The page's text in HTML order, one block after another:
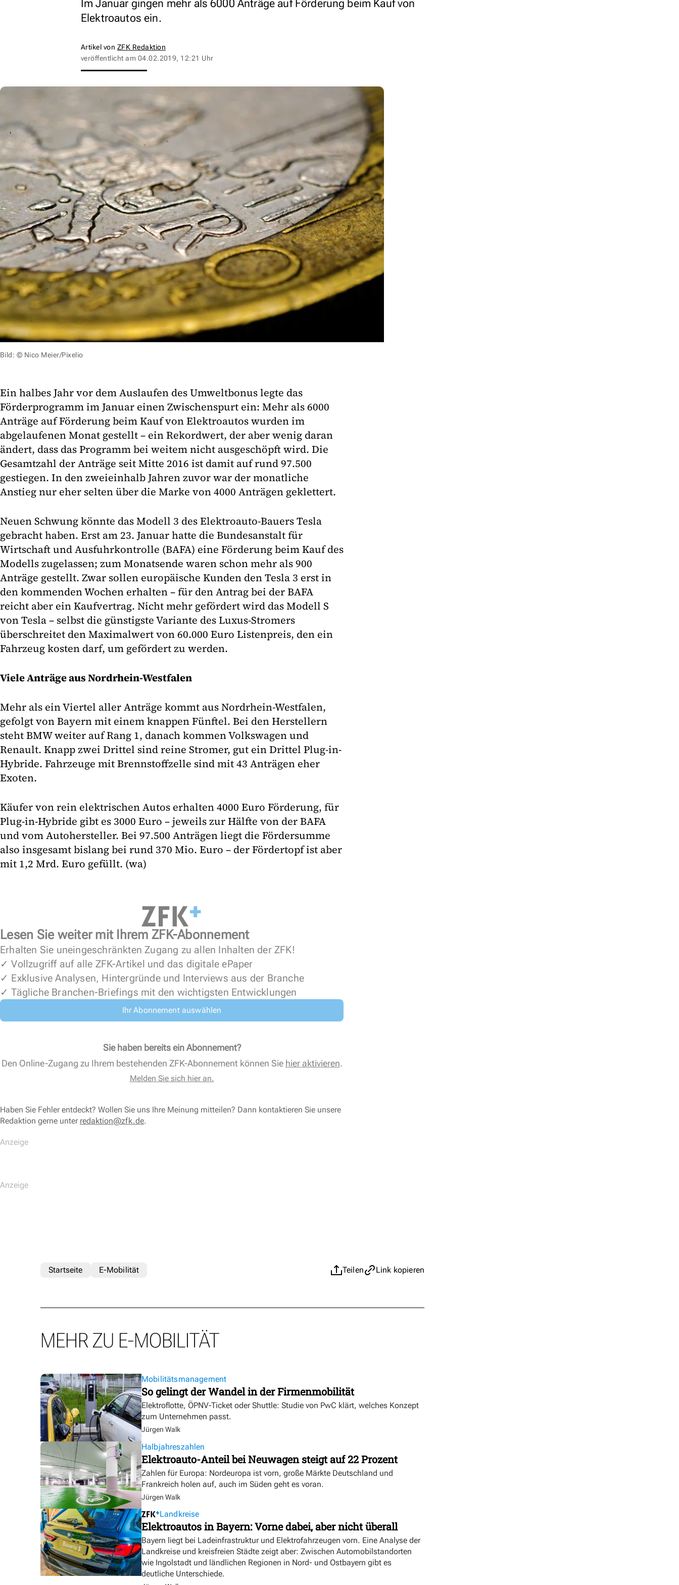
Im Januar gingen mehr als 6000 Anträge auf Förderung beim Kauf von
Elektroautos ein.
Artikel von ZFK Redaktion
veröffentlicht am 04.02.2019, 12:21 Uhr
Bild: © Nico Meier/Pixelio
Ein halbes Jahr vor dem Auslaufen des Umweltbonus legte das
Förderprogramm im Januar einen Zwischenspurt ein: Mehr als 6000
Anträge auf Förderung beim Kauf von Elektroautos wurden im
abgelaufenen Monat gestellt – ein Rekordwert, der aber wenig daran
ändert, dass das Programm bei weitem nicht ausgeschöpft wird. Die
Gesamtzahl der Anträge seit Mitte 2016 ist damit auf rund 97.500
gestiegen. In den zweieinhalb Jahren zuvor war der monatliche
Anstieg nur eher selten über die Marke von 4000 Anträgen geklettert.
Neuen Schwung könnte das Modell 3 des Elektroauto-Bauers Tesla
gebracht haben. Erst am 23. Januar hatte die Bundesanstalt für
Wirtschaft und Ausfuhrkontrolle (BAFA) eine Förderung beim Kauf des
Modells zugelassen; zum Monatsende waren schon mehr als 900
Anträge gestellt. Zwar sollen europäische Kunden den Tesla 3 erst in
den kommenden Wochen erhalten – für den Antrag bei der BAFA
reicht aber ein Kaufvertrag. Nicht mehr gefördert wird das Modell S
von Tesla – selbst die günstigste Variante des Luxus-Stromers
überschreitet den Maximalwert von 60.000 Euro Listenpreis, den ein
Fahrzeug kosten darf, um gefördert zu werden.
Viele Anträge aus Nordrhein-Westfalen
Mehr als ein Viertel aller Anträge kommt aus Nordrhein-Westfalen,
gefolgt von Bayern mit einem knappen Fünftel. Bei den Herstellern
steht BMW weiter auf Rang 1, danach kommen Volkswagen und
Renault. Knapp zwei Drittel sind reine Stromer, gut ein Drittel Plug-in-
Hybride. Fahrzeuge mit Brennstoffzelle sind mit 43 Anträgen eher
Exoten.
Käufer von rein elektrischen Autos erhalten 4000 Euro Förderung, für
Plug-in-Hybride gibt es 3000 Euro – jeweils zur Hälfte von der BAFA
und vom Autohersteller. Bei 97.500 Anträgen liegt die Fördersumme
also insgesamt bislang bei rund 370 Mio. Euro – der Fördertopf ist aber
mit 1,2 Mrd. Euro gefüllt. (wa)
Lesen Sie weiter mit Ihrem ZFK-Abonnement
Erhalten Sie uneingeschränkten Zugang zu allen Inhalten der ZFK!
✓ Vollzugriff auf alle ZFK-Artikel und das digitale ePaper
✓ Exklusive Analysen, Hintergründe und Interviews aus der Branche
✓ Tägliche Branchen-Briefings mit den wichtigsten Entwicklungen
Ihr Abonnement auswählen
Sie haben bereits ein Abonnement?
Den Online-Zugang zu Ihrem bestehenden ZFK-Abonnement können Sie hier aktivieren.
Melden Sie sich hier an.
Haben Sie Fehler entdeckt? Wollen Sie uns Ihre Meinung mitteilen? Dann kontaktieren Sie unsere
Redaktion gerne unter redaktion@zfk.de.
Teilen Link kopieren
Startseite E-Mobilität
MEHR ZU E-MOBILITÄT
Mobilitätsmanagement
So gelingt der Wandel in der Firmenmobilität
Elektroflotte, ÖPNV-Ticket oder Shuttle: Studie von PwC klärt, welches Konzept
zum Unternehmen passt.
Jürgen Walk
Halbjahreszahlen
Elektroauto-Anteil bei Neuwagen steigt auf 22 Prozent
Zahlen für Europa: Nordeuropa ist vorn, große Märkte Deutschland und
Frankreich holen auf, auch im Süden geht es voran.
Jürgen Walk
Landkreise
Elektroautos in Bayern: Vorne dabei, aber nicht überall
Bayern liegt bei Ladeinfrastruktur und Elektrofahrzeugen vorn. Eine Analyse der
Landkreise und kreisfreien Städte zeigt aber: Zwischen Automobilstandorten
wie Ingolstadt und ländlichen Regionen in Nord- und Ostbayern gibt es
deutliche Unterschiede.